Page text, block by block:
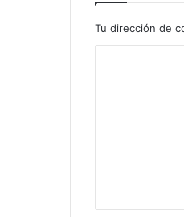
Tu dirección de